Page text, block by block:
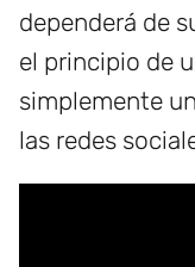
dependerá de
el principio de
simplemente
las redes